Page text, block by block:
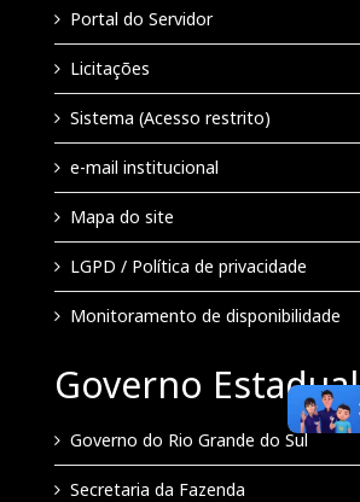
Portal do Servidor
Licitações
Sistema (Acesso restrito)
e-mail institucional
Mapa do site
LGPD / Política de privacidade
Monitoramento de disponibilidade
Governo Estadual
Governo do Rio Grande do Sul
Secretaria da Fazenda